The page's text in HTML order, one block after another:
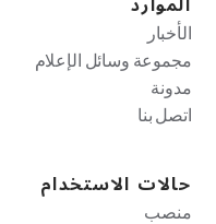
الأخبار
مجموعة وسائل الإعلام
مدونة
اتصل بنا
حالات الاستخدام
منصب